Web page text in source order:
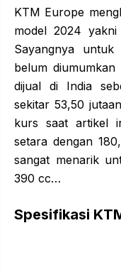
KTM Europe
model 2024
Sayangnya
belum
dijual di India
sekitar 53,50
kurs saat artikel
setara dengan
sangat menarik
390 cc…
Spesifikasi